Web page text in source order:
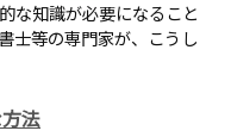
な知識が必要になること
士等の専門家が、こうし
法